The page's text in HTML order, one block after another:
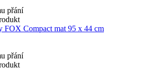
přání
FOX Compact mat 95 x 44 cm
přání